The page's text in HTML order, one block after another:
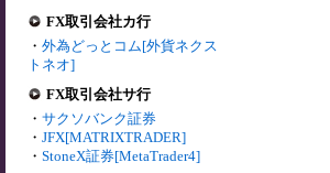
FX取引会社カ行
・ 外為どっとコム[外貨ネクス
トネオ]
FX取引会社サ行
・ サクソバンク証券
・ JFX[MATRIXTRADER]
・ StoneX証券[MetaTrader4]